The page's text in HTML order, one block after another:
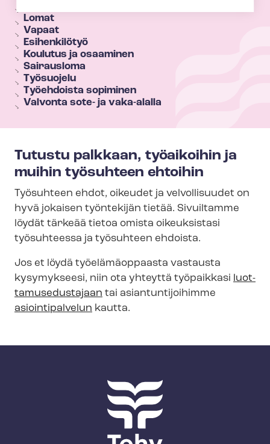
o
Lomat
Vapaat
Esihenkilötyö
Koulutus ja osaaminen
Sairausloma
Työsuojelu
Työehdoista sopiminen
Valvonta sote- ja vaka-alalla
Tutustu palkkaan, työaikoihin ja
muihin työsuhteen ehtoihin
Työsuhteen ehdot, oikeudet ja velvollisuudet on
hyvä jokaisen työntekijän tietää. Sivuiltamme
löydät tärkeää tietoa omista oikeuksistasi
työsuhteessa ja työsuhteen ehdoista.
Jos et löydä työelämäoppaasta vastausta
kysymykseesi, niin ota yhteyttä työpaikkasi luot­
ta­muse­dus­ta­jaan tai asian­tun­ti­joi­him­me
asiointipalvelun kautta.